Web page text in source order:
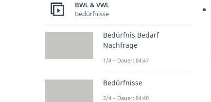
BWL & VWL
Bedürfnisse
Bedürfnis Bedarf
Nachfrage
1/4 – Dauer: 04:47
Bedürfnisse
2/4 – Dauer: 04:40